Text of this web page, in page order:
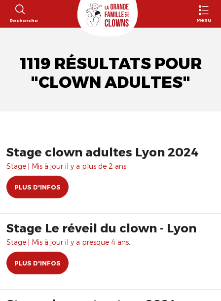
Recherche Menu
1119 RÉSULTATS POUR
"CLOWN ADULTES"
Stage clown adultes Lyon 2024
Stage | Mis à jour il y a plus de 2 ans.
PLUS D'INFOS
Stage Le réveil du clown - Lyon
Stage | Mis à jour il y a presque 4 ans.
PLUS D'INFOS